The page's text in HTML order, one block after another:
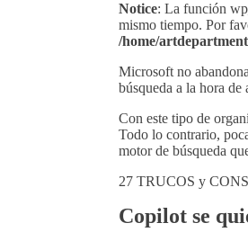
Notice: La función
mismo tiempo. Por
/home/
Microsoft no
búsqueda a la hora
Con este tipo de
Todo lo contrario,
motor de búsqueda
27 TRUCOS y
Copilot se